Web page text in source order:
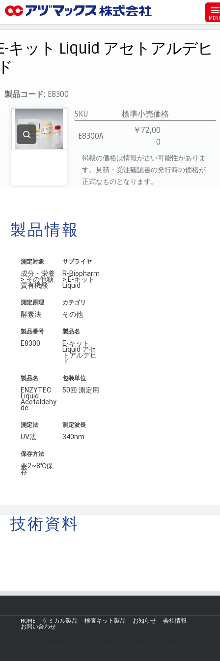
お気に入り
ご注文
マイページ
主要取扱ブランド
代理店一覧
キット Liquid アセトアルデヒ
製品コード: E8300
SKU
標準小売価格
E8300A
￥72,00
0
掲載の価格は情報が古い可能性がありま
す。見積・受注確認書の発行時の価格が
正式なものとなります。
製品情報
測定対象
成分・栄養
> その他糖
質有機酸
サプライヤ
R-Biopharm
> E-キット
Liquid
測定原理
酵素法
カテゴリ
その他
製品番号
E8300
製品名
E-キット
Liquid アセ
トアルデヒ
ド
製品名
ENZYTEC
Liquid
Acetaldehy
de
包装単位
50回 測定用
測定法
UV法
測定波長
340nm
保存方法
要2~8℃保
存
技術資料
HOME ケミカル製品 検査キット製品 お知らせ
会社情報
お問い合わせ